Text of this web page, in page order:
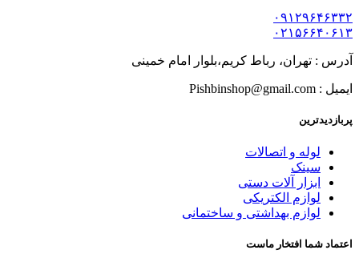
۰۹۱۲۹۶۴۶۳۳۲
۰۲۱۵۶۶۴۰۶۱۳
آدرس : تهران، رباط کریم،بلوار امام خمینی
ایمیل : Pishbinshop@gmail.com
پربازدیدترین
لوله و اتصالات
سینک
ابزار آلات دستی
لوازم الکتریکی
لوازم بهداشتی و ساختمانی
اعتماد شما افتخار ماست